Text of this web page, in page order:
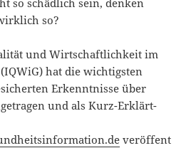
so schädlich sein, denken
so?
und Wirtschaftlichkeit im
hat die wichtigsten
Erkenntnisse über
und als Kurz-Erklärt-
veröffent